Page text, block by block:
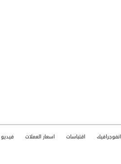
انفوجرافيك اقتباسات اسعار العملات فيديو